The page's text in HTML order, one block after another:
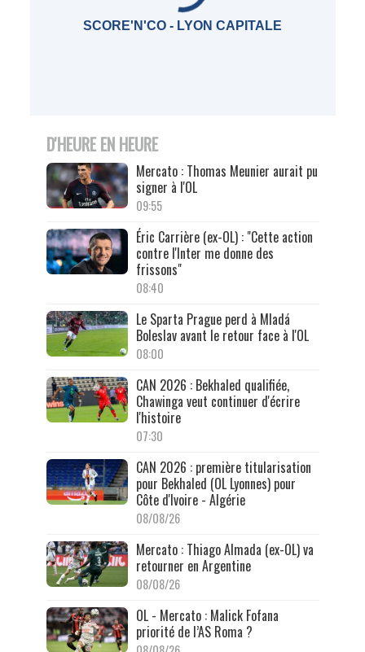
SCORE'N'CO - LYON CAPITALE
D'HEURE EN HEURE
Mercato : Thomas Meunier aurait pu
signer à l'OL
09:55
Éric Carrière (ex-OL) : "Cette action
contre l'Inter me donne des
frissons"
08:40
Le Sparta Prague perd à Mladá
Boleslav avant le retour face à l'OL
08:00
CAN 2026 : Bekhaled qualifiée,
Chawinga veut continuer d'écrire
l'histoire
07:30
CAN 2026 : première titularisation
pour Bekhaled (OL Lyonnes) pour
Côte d'Ivoire - Algérie
08/08/26
Mercato : Thiago Almada (ex-OL) va
retourner en Argentine
08/08/26
OL - Mercato : Malick Fofana
priorité de l’AS Roma ?